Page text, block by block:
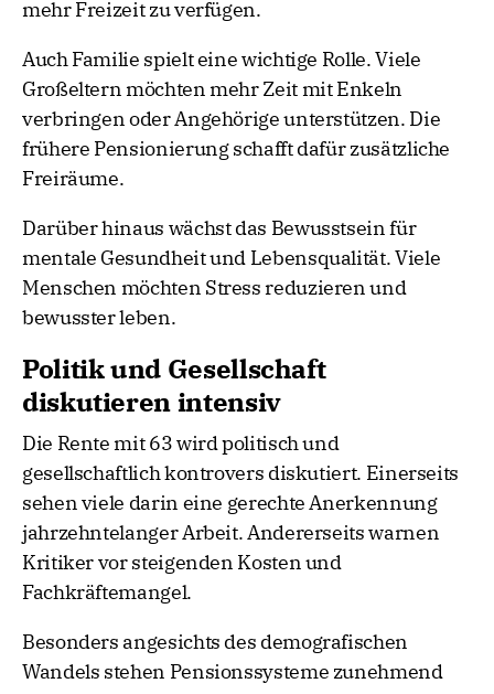
mehr Freizeit zu verfügen.
Auch Familie spielt eine wichtige Rolle. Viele
Großeltern möchten mehr Zeit mit Enkeln
verbringen oder Angehörige unterstützen. Die
frühere Pensionierung schafft dafür zusätzliche
Freiräume.
Darüber hinaus wächst das Bewusstsein für
mentale Gesundheit und Lebensqualität. Viele
Menschen möchten Stress reduzieren und
bewusster leben.
Politik und Gesellschaft
diskutieren intensiv
Die Rente mit 63 wird politisch und
gesellschaftlich kontrovers diskutiert. Einerseits
sehen viele darin eine gerechte Anerkennung
jahrzehntelanger Arbeit. Andererseits warnen
Kritiker vor steigenden Kosten und
Fachkräftemangel.
Besonders angesichts des demografischen
Wandels stehen Pensionssysteme zunehmend